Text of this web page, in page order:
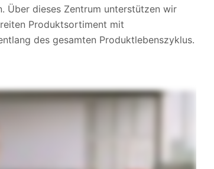
Über dieses Zentrum unterstützen wir
Produktsortiment mit
des gesamten Produktlebenszyklus.